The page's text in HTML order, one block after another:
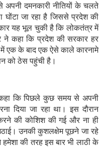
अपनी दमनकारी नीतियों के चलते
जा रहा है जिससे प्रदेश की
यह भूल चुकी है कि लोकतंत्र में
ने कहा कि प्रदेश की सरकार हर
में एक के बाद एक ऐसे काले कारनामे
को ठेस पहुंची है।
कहा कि पिछले कुछ समय से अपनी
दिया जा रहा था। इस दौरान
की कोशिश की गई और ना ही
उनकी कुशलक्षेम पूछने जा रहे
की तरह इस बार भी लाठी के